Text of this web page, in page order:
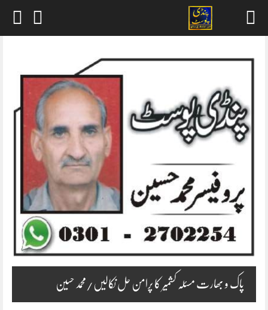
content
پاک و بھارت مسئلہ کشمیر کا پرامن حل نکالیں/محمد حسین